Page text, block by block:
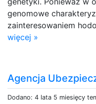
genomowe
zainteresowaniem
więcej »
Agencja
Dodano: 4 lata 5 miesięcy